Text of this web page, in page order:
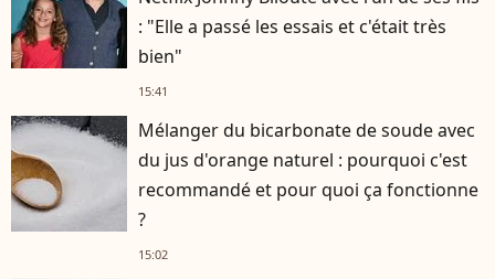
: "Elle a passé les essais et c'était très
bien"
15:41
Mélanger du bicarbonate de soude avec
du jus d'orange naturel : pourquoi c'est
recommandé et pour quoi ça fonctionne
?
15:02